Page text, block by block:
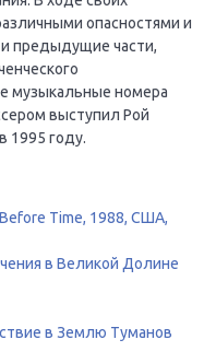
опасностями и
предыдущие части,
музыкальные номера
выступил Рой
году.
Time, 1988, США,
в Великой Долине
в Землю Туманов